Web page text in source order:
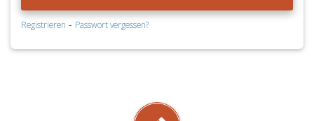
Registrieren - Passwort vergessen?